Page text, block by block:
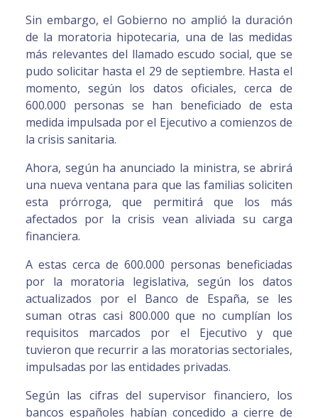
Sin embargo, el Gobierno no amplió la duración
de la moratoria hipotecaria, una de las medidas
más relevantes del llamado escudo social, que se
pudo solicitar hasta el 29 de septiembre. Hasta el
momento, según los datos oficiales, cerca de
600.000 personas se han beneficiado de esta
medida impulsada por el Ejecutivo a comienzos de
la crisis sanitaria.
Ahora, según ha anunciado la ministra, se abrirá
una nueva ventana para que las familias soliciten
esta prórroga, que permitirá que los más
afectados por la crisis vean aliviada su carga
financiera.
A estas cerca de 600.000 personas beneficiadas
por la moratoria legislativa, según los datos
actualizados por el Banco de España, se les
suman otras casi 800.000 que no cumplían los
requisitos marcados por el Ejecutivo y que
tuvieron que recurrir a las moratorias sectoriales,
impulsadas por las entidades privadas.
Según las cifras del supervisor financiero, los
bancos españoles habían concedido a cierre de